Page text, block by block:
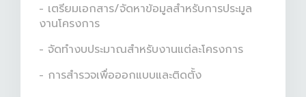
- เตรียมเอกสาร/จัดหาข้อมูลสำหรับการประมูล
งานโครงการ
- จัดทำงบประมาณสำหรับงานแต่ละโครงการ
- การสำรวจเพื่อออกแบบและติดตั้ง